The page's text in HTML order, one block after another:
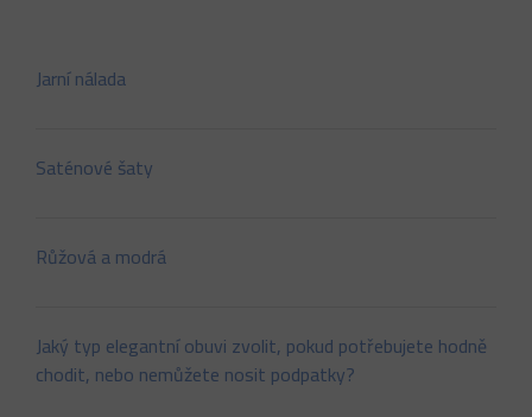
Jarní nálada
Saténové šaty
Růžová a modrá
Jaký typ elegantní obuvi zvolit, pokud potřebujete hodně
chodit, nebo nemůžete nosit podpatky?